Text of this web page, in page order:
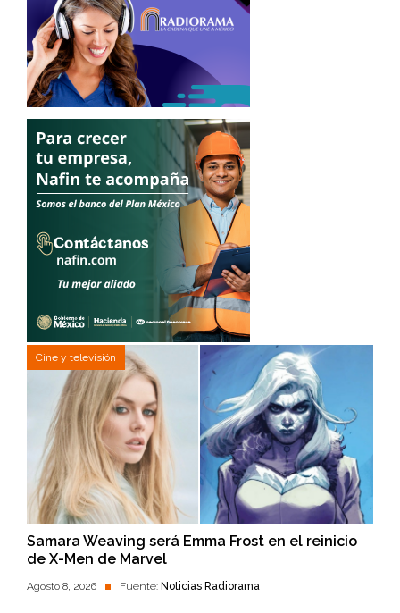
Cine y televisión
Samara Weaving será Emma Frost en el reinicio
de X-Men de Marvel
Agosto 8, 2026 Fuente: Noticias Radiorama